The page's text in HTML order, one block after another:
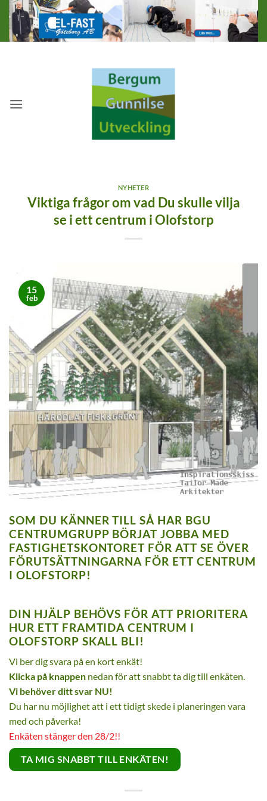
Skip
content
NYHETER
Viktiga frågor om vad Du skulle vilja
se i ett centrum i Olofstorp
15
feb
SOM DU KÄNNER TILL SÅ HAR BGU
CENTRUMGRUPP BÖRJAT JOBBA MED
FASTIGHETSKONTORET FÖR ATT SE ÖVER
FÖRUTSÄTTNINGARNA FÖR ETT CENTRUM
I OLOFSTORP!
DIN HJÄLP BEHÖVS FÖR ATT PRIORITERA
HUR ETT FRAMTIDA CENTRUM I
OLOFSTORP SKALL BLI!
Vi ber dig svara på en kort enkät!
Klicka på knappen nedan för att snabbt ta dig till enkäten.
Vi behöver ditt svar NU!
Du har nu möjlighet att i ett tidigt skede i planeringen vara
med och påverka!
Enkäten stänger den 28/2!!
TA MIG SNABBT TILL ENKÄTEN!